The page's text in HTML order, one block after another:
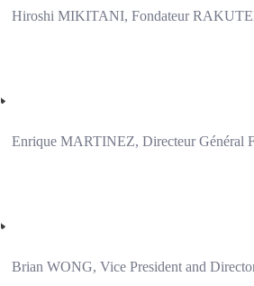
Hiroshi MIKITANI, Fondateur
Enrique MARTINEZ, Directeur Général
Brian WONG, Vice President and